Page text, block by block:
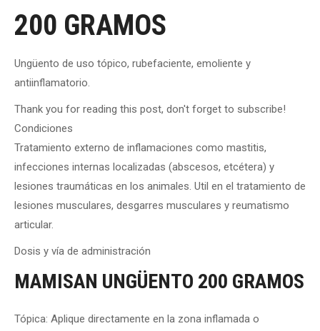
200 GRAMOS
Ungüento de uso tópico, rubefaciente, emoliente y
antiinflamatorio.
Thank you for reading this post, don't forget to subscribe!
Condiciones
Tratamiento externo de inflamaciones como mastitis,
infecciones internas localizadas (abscesos, etcétera) y
lesiones traumáticas en los animales. Util en el tratamiento de
lesiones musculares, desgarres musculares y reumatismo
articular.
Dosis y vía de administración
MAMISAN UNGÜENTO 200 GRAMOS
Tópica: Aplique directamente en la zona inflamada o